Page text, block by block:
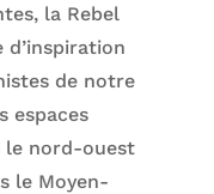
la Rebel
d’inspiration
de notre
espaces
le nord-ouest
le Moyen-